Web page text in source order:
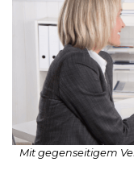
Mit gegenseitigem